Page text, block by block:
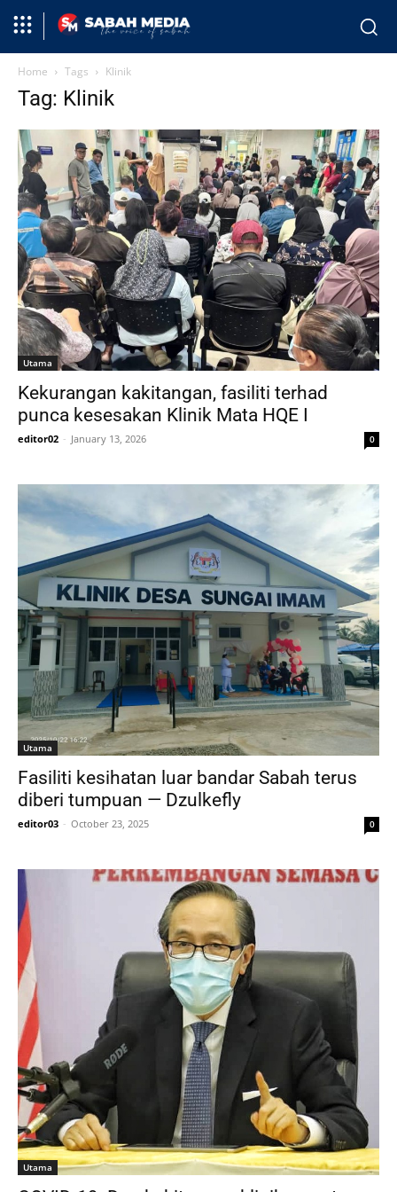
Home Tags Klinik
Tag: Klinik
Utama
Kekurangan kakitangan, fasiliti terhad
punca kesesakan Klinik Mata HQE I
editor02 - January 13, 2026 0
Utama
Fasiliti kesihatan luar bandar Sabah terus
diberi tumpuan — Dzulkefly
editor03 - October 23, 2025 0
Utama